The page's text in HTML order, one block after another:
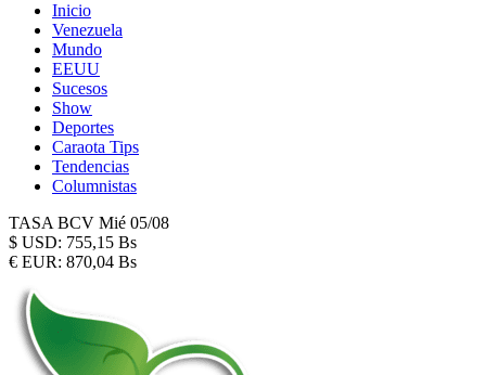
Inicio
Venezuela
Mundo
EEUU
Sucesos
Show
Deportes
Caraota Tips
Tendencias
Columnistas
TASA BCV Mié 05/08
$ USD: 755,15 Bs
€ EUR: 870,04 Bs